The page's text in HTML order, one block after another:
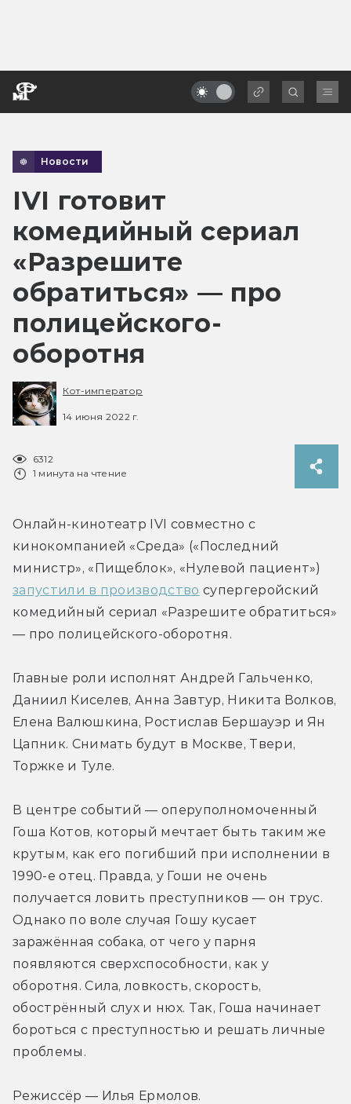
Новости
IVI готовит
комедийный сериал
«Разрешите
обратиться» — про
полицейского-
оборотня
Кот-император
14 июня 2022 г.
6312
1 минута на чтение
Онлайн-кинотеатр IVI совместно с
кинокомпанией «Среда» («Последний
запустили в производство супергеройский
комедийный сериал «Разрешите обратиться»
— про полицейского-оборотня.
Главные роли исполнят Андрей Гальченко,
Даниил Киселев, Анна Завтур, Никита Волков,
Елена Валюшкина, Ростислав Бершауэр и Ян
Цапник. Снимать будут в Москве, Твери,
Торжке и Туле.
В центре событий — оперуполномоченный
Гоша Котов, который мечтает быть таким же
крутым, как его погибший при исполнении в
1990-е отец. Правда, у Гоши не очень
получается ловить преступников — он трус.
Однако по воле случая Гошу кусает
заражённая собака, от чего у парня
появляются сверхспособности, как у
оборотня. Сила, ловкость, скорость,
обострённый слух и нюх. Так, Гоша начинает
бороться с преступностью и решать личные
проблемы.
Режиссёр — Илья Ермолов.